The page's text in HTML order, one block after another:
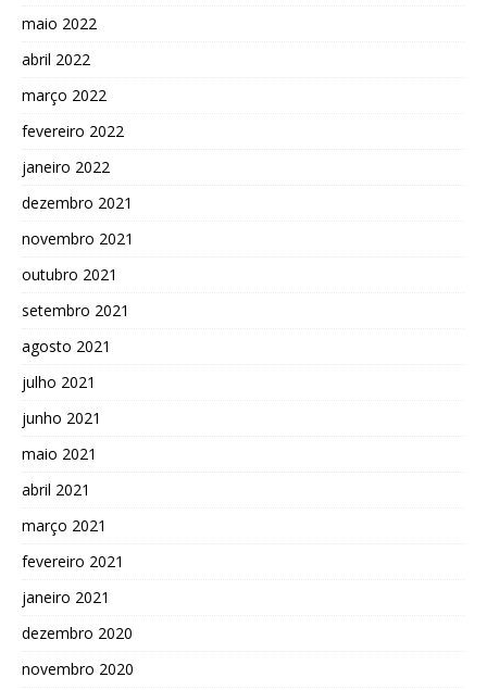
maio 2022
abril 2022
março 2022
fevereiro 2022
janeiro 2022
dezembro 2021
novembro 2021
outubro 2021
setembro 2021
agosto 2021
julho 2021
junho 2021
maio 2021
abril 2021
março 2021
fevereiro 2021
janeiro 2021
dezembro 2020
novembro 2020